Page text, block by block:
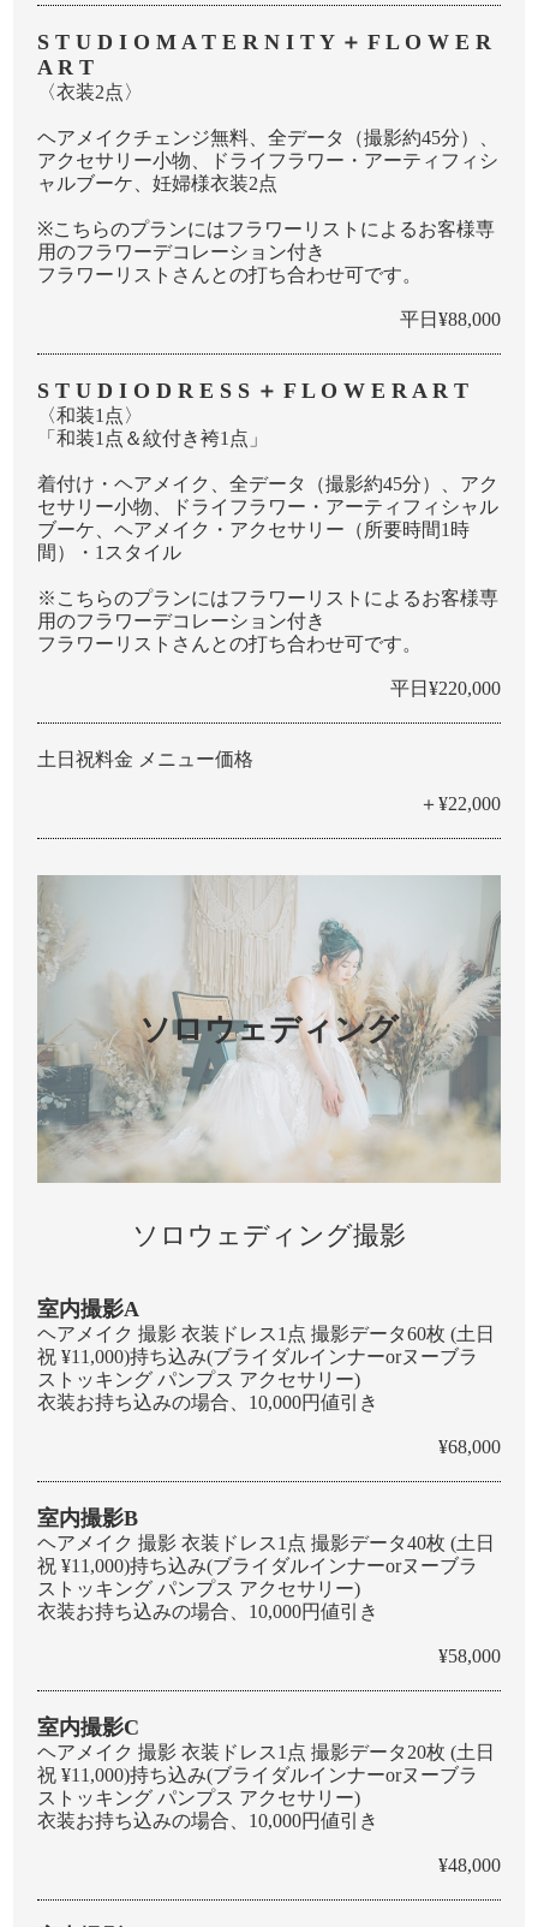
S T U D I O M A T E R N I T Y ＋ F L O W E R
A R T
〈衣装2点〉
ヘアメイクチェンジ無料、全データ（撮影約45分）、
アクセサリー⼩物、ドライフラワー・アーティフィシ
ャルブーケ、妊婦様衣装2点
※こちらのプランにはフラワーリストによるお客様専
⽤のフラワーデコレーション付き
フラワーリストさんとの打ち合わせ可です。
平日¥88,000
S T U D I O D R E S S ＋ F L O W E R A R T
〈和装1点〉
「和装1点＆紋付き袴1点」
着付け・ヘアメイク、全データ（撮影約45分）、アク
セサリー⼩物、ドライフラワー・アーティフィシャル
ブーケ、ヘアメイク・アクセサリー（所要時間1時
間）・1スタイル
※こちらのプランにはフラワーリストによるお客様専
⽤のフラワーデコレーション付き
フラワーリストさんとの打ち合わせ可です。
平日¥220,000
土日祝料金 メニュー価格
＋¥22,000
ソロウェディング
ソロウェディング撮影
室内撮影A
ヘアメイク 撮影 衣装ドレス1点 撮影データ60枚 (土日
祝 ¥11,000)持ち込み(ブライダルインナーorヌーブラ
ストッキング パンプス アクセサリー)
衣装お持ち込みの場合、10,000円値引き
¥68,000
室内撮影B
ヘアメイク 撮影 衣装ドレス1点 撮影データ40枚 (土日
祝 ¥11,000)持ち込み(ブライダルインナーorヌーブラ
ストッキング パンプス アクセサリー)
衣装お持ち込みの場合、10,000円値引き
¥58,000
室内撮影C
ヘアメイク 撮影 衣装ドレス1点 撮影データ20枚 (土日
祝 ¥11,000)持ち込み(ブライダルインナーorヌーブラ
ストッキング パンプス アクセサリー)
衣装お持ち込みの場合、10,000円値引き
¥48,000